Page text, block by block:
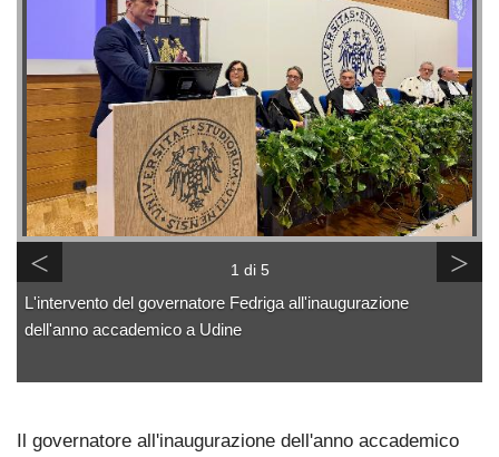
< 1 di 5 >
L'intervento del governatore Fedriga all'inaugurazione
dell'anno accademico a Udine
Il governatore all'inaugurazione dell'anno accademico